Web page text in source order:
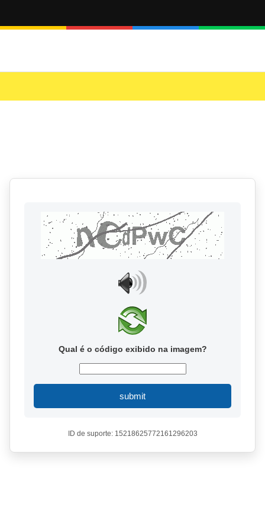
Qual é o código exibido na imagem?
submit
ID de suporte: 15218625772161296203